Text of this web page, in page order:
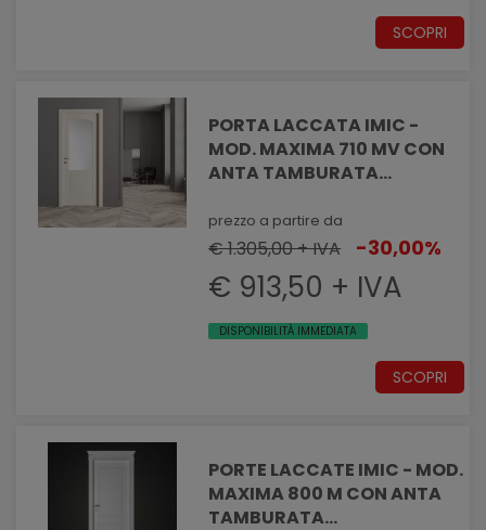
SCOPRI
PORTA LACCATA IMIC -
MOD. MAXIMA 710 MV CON
ANTA TAMBURATA
MASSELLATO CON VANO
VETRO
prezzo a partire da
€ 1.305,00 + IVA -30,00%
€ 913,50 + IVA
DISPONIBILITÀ IMMEDIATA
SCOPRI
PORTE LACCATE IMIC - MOD.
MAXIMA 800 M CON ANTA
TAMBURATA